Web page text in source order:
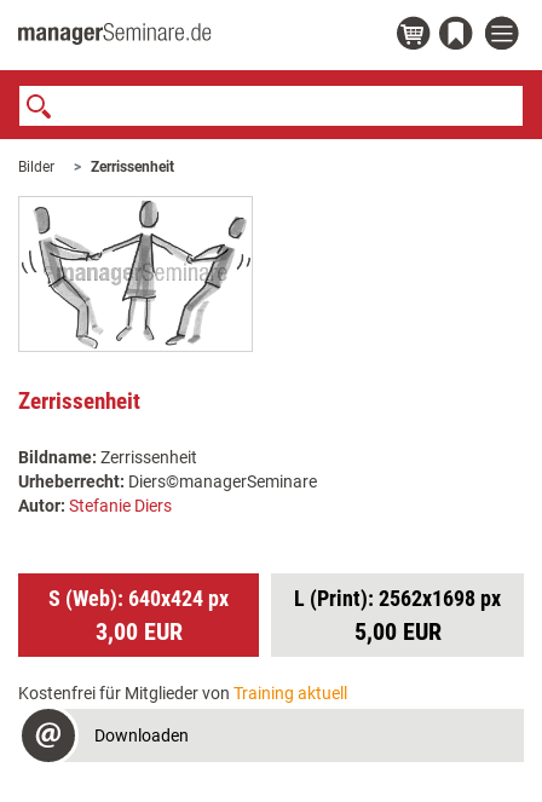
Bilder Zerrissenheit
Zerrissenheit
Bildname: Zerrissenheit
Urheberrecht: Diers©managerSeminare
Autor: Stefanie Diers
S (Web): 640x424 px
3,00 EUR
L (Print): 2562x1698 px
5,00 EUR
Kostenfrei für Mitglieder von Training aktuell
Downloaden